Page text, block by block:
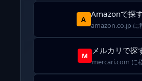
A
Amazonで探
amazon.co.jp に
M
メルカリで探
mercari.com に